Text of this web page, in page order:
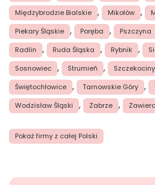
Międzybrodzie Bialskie , Mikołów ,
Piekary Śląskie , Poręba , Pszczyna
Radlin , Ruda Śląska , Rybnik ,
Sosnowiec , Strumień , Szczekociny
Świętochłowice , Tarnowskie Góry ,
Wodzisław Śląski , Zabrze ,
Pokaż firmy z całej Polski